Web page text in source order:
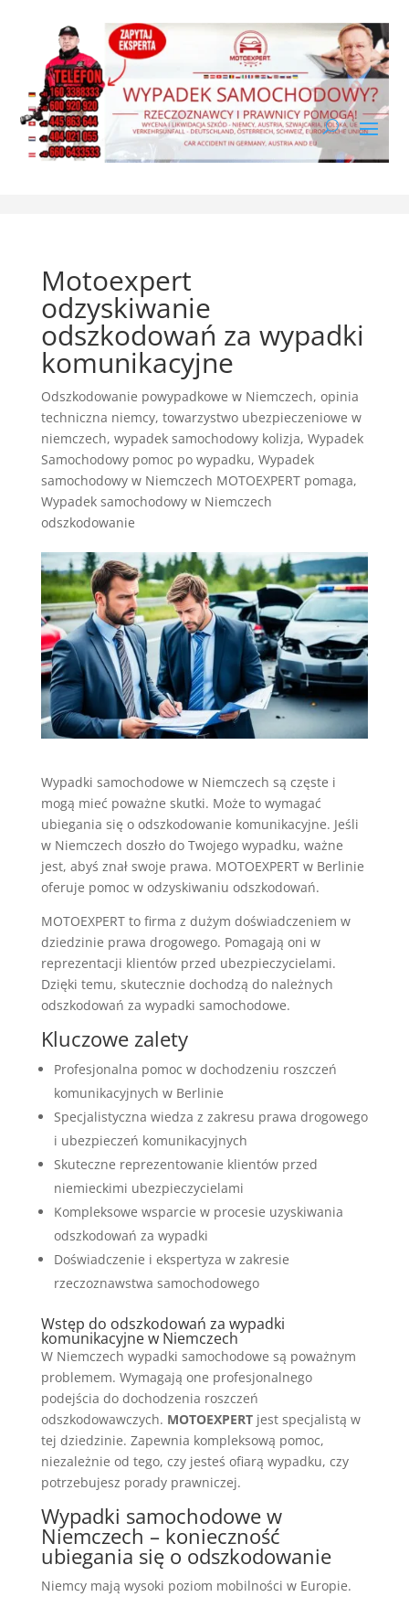
Motoexpert
odzyskiwanie
odszkodowań za wypadki
komunikacyjne
Odszkodowanie powypadkowe w Niemczech, opinia
techniczna niemcy, towarzystwo ubezpieczeniowe w
niemczech, wypadek samochodowy kolizja, Wypadek
Samochodowy pomoc po wypadku, Wypadek
samochodowy w Niemczech MOTOEXPERT pomaga,
Wypadek samochodowy w Niemczech
odszkodowanie
Wypadki samochodowe w Niemczech są częste i
mogą mieć poważne skutki. Może to wymagać
ubiegania się o odszkodowanie komunikacyjne. Jeśli
w Niemczech doszło do Twojego wypadku, ważne
jest, abyś znał swoje prawa. MOTOEXPERT w Berlinie
oferuje pomoc w odzyskiwaniu odszkodowań.
MOTOEXPERT to firma z dużym doświadczeniem w
dziedzinie prawa drogowego. Pomagają oni w
reprezentacji klientów przed ubezpieczycielami.
Dzięki temu, skutecznie dochodzą do należnych
odszkodowań za wypadki samochodowe.
Kluczowe zalety
Profesjonalna pomoc w dochodzeniu roszczeń
komunikacyjnych w Berlinie
Specjalistyczna wiedza z zakresu prawa drogowego
i ubezpieczeń komunikacyjnych
Skuteczne reprezentowanie klientów przed
niemieckimi ubezpieczycielami
Kompleksowe wsparcie w procesie uzyskiwania
odszkodowań za wypadki
Doświadczenie i ekspertyza w zakresie
rzeczoznawstwa samochodowego
Wstęp do odszkodowań za wypadki
komunikacyjne w Niemczech
W Niemczech wypadki samochodowe są poważnym
problemem. Wymagają one profesjonalnego
podejścia do dochodzenia roszczeń
odszkodowawczych. MOTOEXPERTjest specjalistą w
tej dziedzinie. Zapewnia kompleksową pomoc,
niezależnie od tego, czy jesteś ofiarą wypadku, czy
potrzebujesz porady prawniczej.
Wypadki samochodowe w
Niemczech – konieczność
ubiegania się o odszkodowanie
Niemcy mają wysoki poziom mobilności w Europie.